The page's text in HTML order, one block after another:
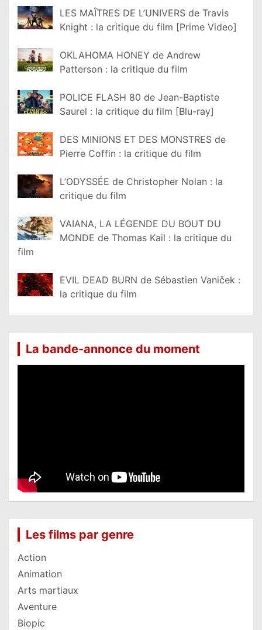
LES MAÎTRES DE L’UNIVERS de Travis
Knight : la critique du film [Prime Video]
OKLAHOMA HONEY de Andrew
Patterson : la critique du film
POLICE FLASH 80 de Jean-Baptiste
Saurel : la critique du film [Blu-ray]
DES MINIONS ET DES MONSTRES de
Pierre Coffin : la critique du film
L’ODYSSÉE de Christopher Nolan : la
critique du film
VAIANA, LA LÉGENDE DU BOUT DU
MONDE de Thomas Kail : la critique du
film
EVIL DEAD BURN de Sébastien Vaniček :
la critique du film
La bande-annonce du moment
Les films par genre
Action
Animation
Arts martiaux
Aventure
Biopic